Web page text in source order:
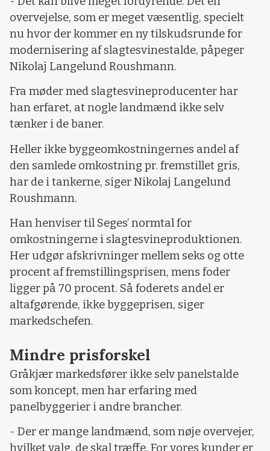
overvejelse, som er meget væsentlig, specielt
nu hvor der kommer en ny tilskudsrunde for
modernisering af slagtesvinestalde, påpeger
Nikolaj Langelund Roushmann.
Fra møder med slagtesvineproducenter har
han erfaret, at nogle landmænd ikke selv
tænker i de baner.
Heller ikke byggeomkostningernes andel af
den samlede omkostning pr. fremstillet gris,
har de i tankerne, siger Nikolaj Langelund
Roushmann.
Han henviser til Seges’ normtal for
omkostningerne i slagtesvineproduktionen.
Her udgør afskrivninger mellem seks og otte
procent af fremstillingsprisen, mens foder
ligger på 70 procent. Så foderets andel er
altafgørende, ikke byggeprisen, siger
markedschefen.
Mindre prisforskel
Gråkjær markedsfører ikke selv panelstalde
som koncept, men har erfaring med
panelbyggerier i andre brancher.
- Der er mange landmænd, som nøje overvejer,
hvilket valg, de skal træffe. For vores kunder er